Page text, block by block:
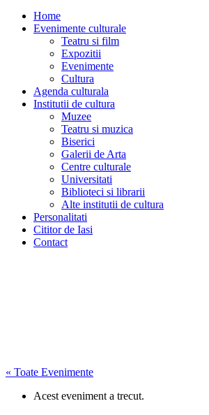
Home
Evenimente culturale
Teatru si film
Expozitii
Evenimente
Cultura
Agenda culturala
Institutii de cultura
Muzee
Teatru si muzica
Biserici
Galerii de Arta
Centre culturale
Universitati
Biblioteci si librarii
Alte institutii de cultura
Personalitati
Cititor de Iasi
Contact
« Toate Evenimente
Acest eveniment a trecut.